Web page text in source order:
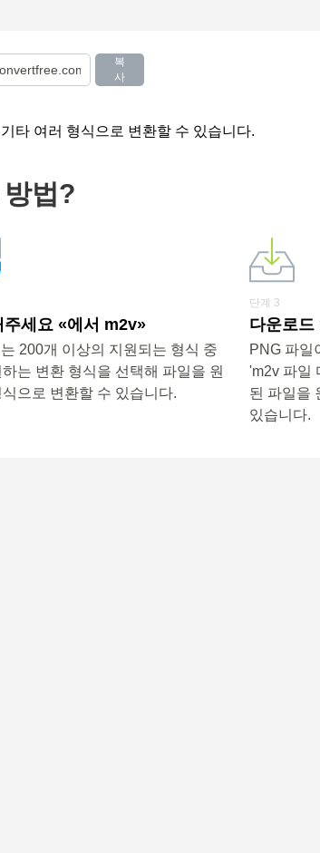
복
사
타 여러 형식으로 변환할 수 있습니다.
법?
주세요 «에서 m2v»
200개 이상의 지원되는 형식 중
는 변환 형식을 선택해 파일을 원
으로 변환할 수 있습니다.
단계 3
다운로드
PNG 파일
'm2v 파일
된 파일을
있습니다.